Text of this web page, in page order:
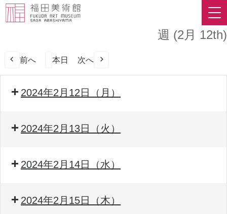
週 (2月 12th)
前へ 本日 次へ
2024年2月12日（月）
2024年2月13日（火）
2024年2月14日（水）
2024年2月15日（木）